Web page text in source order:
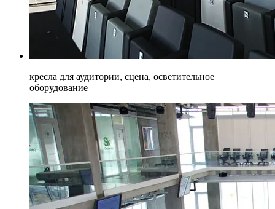
кресла для аудитории, сцена, осветительное
оборудование